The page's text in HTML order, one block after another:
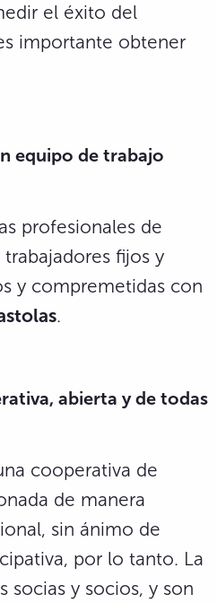
el éxito del
importante obtener
equipo de trabajo
profesionales de
trabajadores fijos y
y compremetidas con
.
abierta y de todas
cooperativa de
de manera
sin ánimo de
por lo tanto. La
socias y socios, y son